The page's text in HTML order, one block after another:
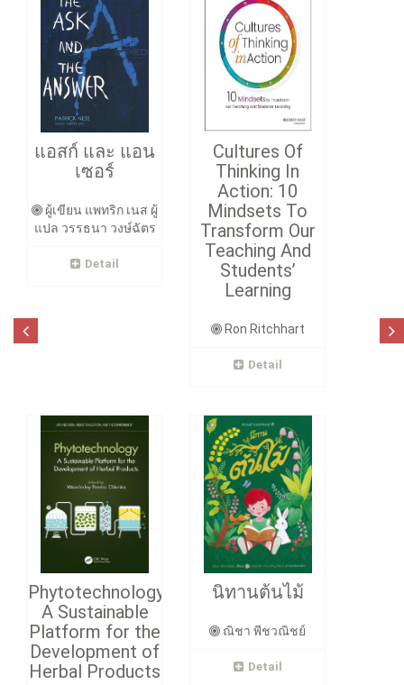
แอสก์ และ แอน
เซอร์
ผู้เขียน แพทริก เนส ผู้
แปล วรรธนา วงษ์ฉัตร
Detail
Cultures Of
Thinking In
Action: 10
Mindsets To
Transform Our
Teaching And
Students’
Learning
Ron Ritchhart
Detail
Phytotechnology
A Sustainable
Platform for the
Development of
Herbal Products
นิทานต้นไม้
ณิชา พีชวณิชย์
Detail